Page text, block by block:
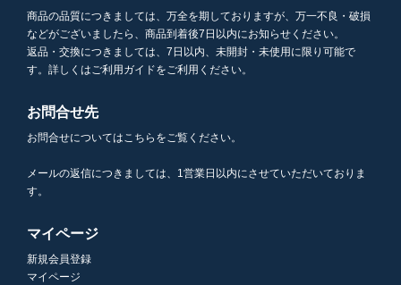
商品の品質につきましては、万全を期しておりますが、万一不良・破損
などがございましたら、商品到着後7日以内にお知らせください。
返品・交換につきましては、7日以内、未開封・未使用に限り可能で
す。詳しくはご利用ガイドをご利用ください。
お問合せ先
お問合せについてはこちらをご覧ください。
メールの返信につきましては、1営業日以内にさせていただいておりま
す。
マイページ
新規会員登録
マイページ